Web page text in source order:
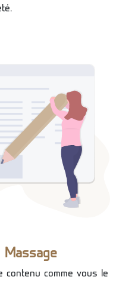
Massage
contenu comme vous le